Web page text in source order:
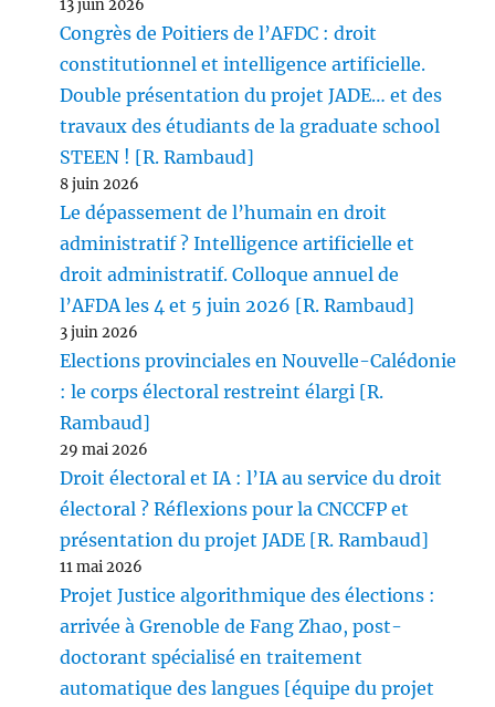
13 juin 2026
Congrès de Poitiers de l’AFDC : droit
constitutionnel et intelligence artificielle.
Double présentation du projet JADE… et des
travaux des étudiants de la graduate school
STEEN ! [R. Rambaud]
8 juin 2026
Le dépassement de l’humain en droit
administratif ? Intelligence artificielle et
droit administratif. Colloque annuel de
l’AFDA les 4 et 5 juin 2026 [R. Rambaud]
3 juin 2026
Elections provinciales en Nouvelle-Calédonie
: le corps électoral restreint élargi [R.
Rambaud]
29 mai 2026
Droit électoral et IA : l’IA au service du droit
électoral ? Réflexions pour la CNCCFP et
présentation du projet JADE [R. Rambaud]
11 mai 2026
Projet Justice algorithmique des élections :
arrivée à Grenoble de Fang Zhao, post-
doctorant spécialisé en traitement
automatique des langues [équipe du projet